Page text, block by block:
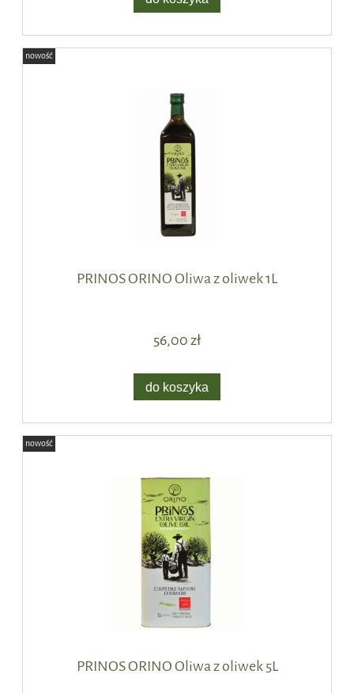
PRINOS ORINO Oliwa z oliwek 1L
56,00 zł
do koszyka
nowość
PRINOS ORINO Oliwa z oliwek 5L
nowość